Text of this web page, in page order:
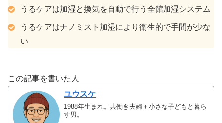
うるケアは加湿と換気を自動で行う全館加湿システム
うるケアはナノミスト加湿により衛生的で手間が少な
い
この記事を書いた人
ユウスケ
1988年生まれ。共働き夫婦＋小さな子どもと暮ら
す男。